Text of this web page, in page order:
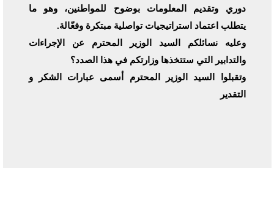
دوري وتقديم المعلومات بوضوح للمواطنين، وهو ما
يتطلب اعتماد استراتيجيات تواصلية مبتكرة وفعّالة.
وعليه نسائلكم السيد الوزير المحترم عن الإجراءات
والتدابير التي ستتخذها وزارتكم في هذا الصدد؟
وتقبلوا السيد الوزير المحترم أسمى عبارات الشكر و
التقدير